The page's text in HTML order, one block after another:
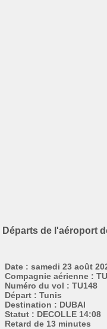
Départs de l'aéroport
Date : samedi 23 août
Compagnie aérienne :
Numéro du vol : TU148
Départ : Tunis
Destination : DUBAI
Statut : DECOLLE 14:08
Retard de 13 minutes